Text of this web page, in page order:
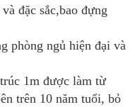
đặc sắc,bao đựng
phòng ngủ hiện đại và
1m được làm từ
trên 10 năm tuổi, bỏ